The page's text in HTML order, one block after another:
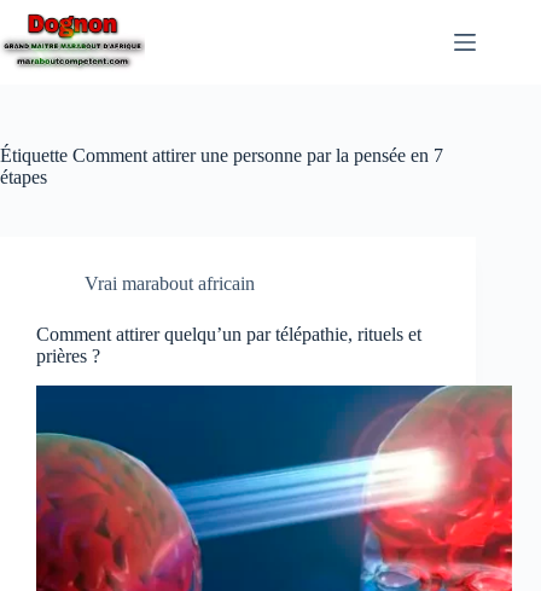
Étiquette Comment attirer une personne par la pensée en 7
étapes
Vrai marabout africain
Comment attirer quelqu’un par télépathie, rituels et
prières ?